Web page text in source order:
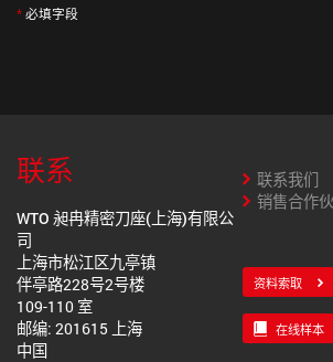
必填字段
联系
WTO 昶冉精密刀座(上海)有限公
司
上海市松江区九亭镇
伴亭路228号2号楼
109-110 室
邮编: 201615 上海
中国
联系我们
销售合作
资料索取
在线样本